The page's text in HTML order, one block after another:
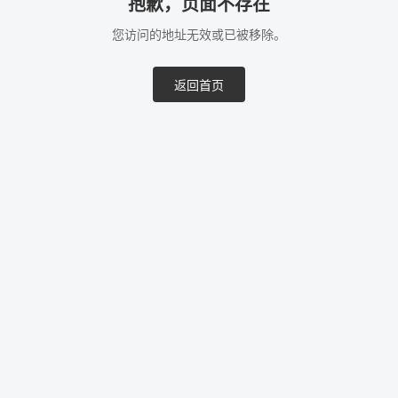
抱歉，页面不存在
您访问的地址无效或已被移除。
返回首页